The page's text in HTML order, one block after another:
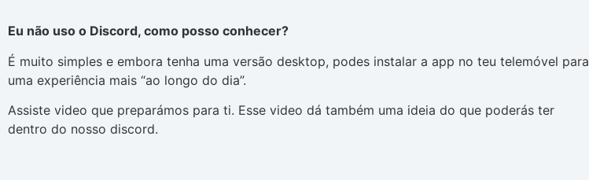
Eu não uso o Discord, como posso conhecer?
É muito simples e embora tenha uma versão desktop, podes instalar a app no teu telemóvel para
uma experiência mais “ao longo do dia”.
Assiste video que preparámos para ti. Esse video dá também uma ideia do que poderás ter
dentro do nosso discord.